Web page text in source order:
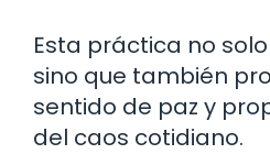
Esta práctica no
sino que también
sentido de paz y
del caos cotidiano.